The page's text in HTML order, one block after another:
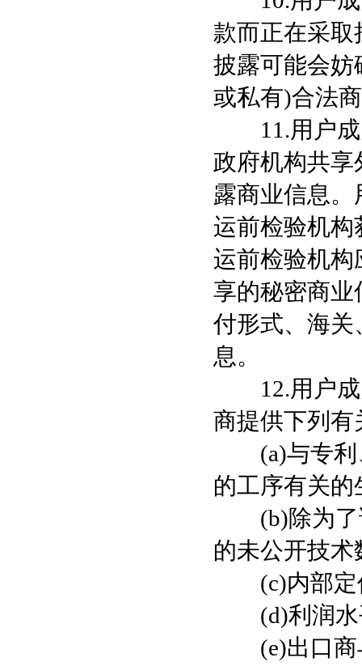
款而正在采
披露可能会妨
或私有)合法
11.用户成
政府机构共享
露商业信息
运前检验机构
运前检验机构
享的秘密商业
付形式、海关
息。
12.用户成
商提供下列有
(a)与专利
的工序有
(b)除为了
的未公开技术
(c)内部定
(d)利润水
(e)出口商